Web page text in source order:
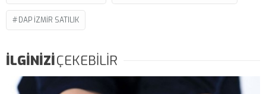
DAP IZMIR SATILIK
İLGİNİZİÇEKEBİLİR